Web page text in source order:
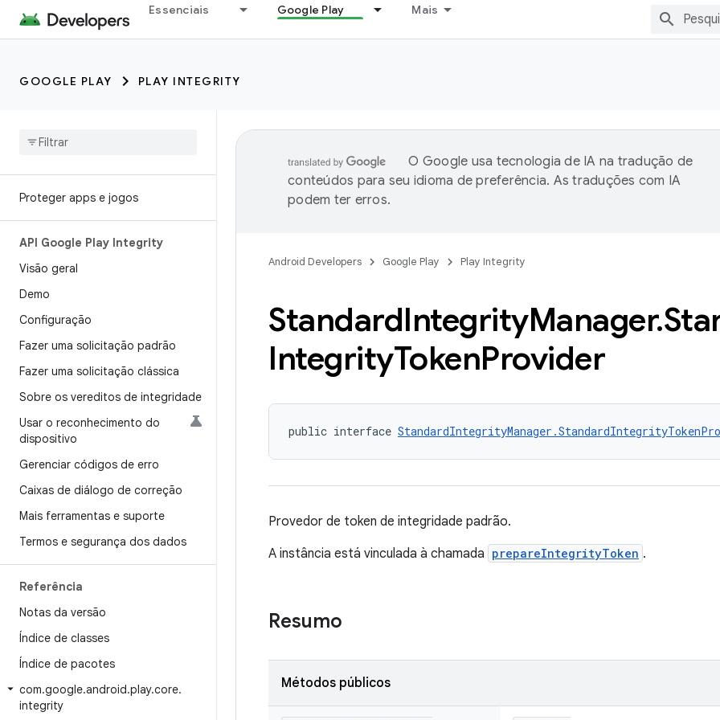
Essenciais Google Play Mais
GOOGLE PLAY PLAY INTEGRITY
Proteger apps e jogos
API Google Play Integrity
Visão geral
Demo
Configuração
Fazer uma solicitação padrão
Fazer uma solicitação clássica
Sobre os vereditos de integridade
Usar o reconhecimento do
dispositivo
Gerenciar códigos de erro
Caixas de diálogo de correção
Mais ferramentas e suporte
Termos e segurança dos dados
Referência
Notas da versão
Índice de classes
Índice de pacotes
com.google.android.play.core.
integrity
O Google usa tecnologia de IA na tradução de
conteúdos para seu idioma de preferência. As traduções com IA
podem ter erros.
Android Developers Google Play Play Integrity
StandardIntegrityManager.
IntegrityTokenProvider
public interface
Provedor de token de integridade padrão.
A instância está vinculada à chamada prepareIntegrityToken .
Resumo
Métodos públicos